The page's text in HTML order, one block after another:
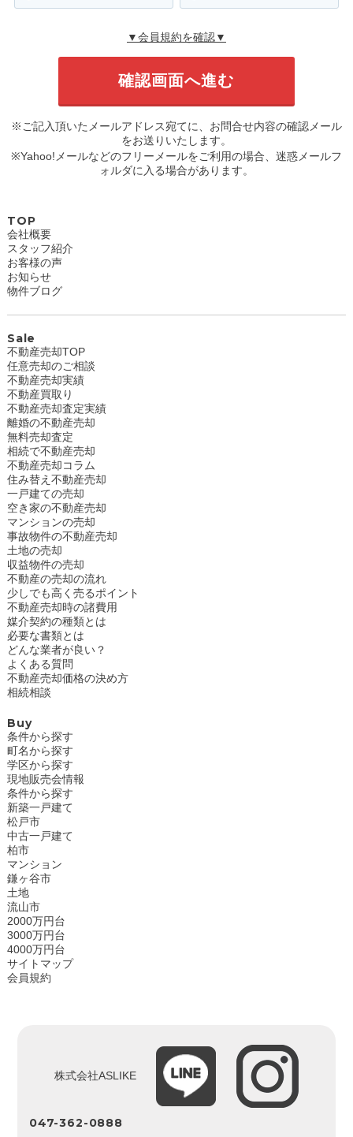
▼会員規約を確認▼
※ご記入頂いたメールアドレス宛てに、お問合せ内容の確認メール
をお送りいたします。
※Yahoo!メールなどのフリーメールをご利用の場合、迷惑メールフ
ォルダに入る場合があります。
TOP
会社概要
スタッフ紹介
お客様の声
お知らせ
物件ブログ
Sale
不動産売却TOP
任意売却のご相談
不動産売却実績
不動産買取り
不動産売却査定実績
離婚の不動産売却
無料売却査定
相続で不動産売却
不動産売却コラム
住み替え不動産売却
一戸建ての売却
空き家の不動産売却
マンションの売却
事故物件の不動産売却
土地の売却
収益物件の売却
不動産の売却の流れ
少しでも高く売るポイント
不動産売却時の諸費用
媒介契約の種類とは
必要な書類とは
どんな業者が良い？
よくある質問
不動産売却価格の決め方
相続相談
Buy
条件から探す
町名から探す
学区から探す
現地販売会情報
条件から探す
新築一戸建て
松戸市
中古一戸建て
柏市
マンション
鎌ヶ谷市
土地
流山市
2000万円台
3000万円台
4000万円台
サイトマップ
会員規約
株式会社ASLIKE
047-362-0888